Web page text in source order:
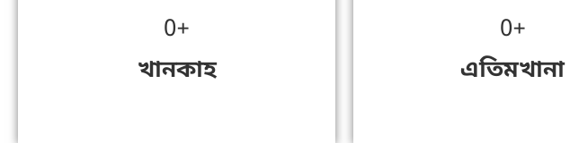
খানকাহ
0+
এতিমখানা
0+